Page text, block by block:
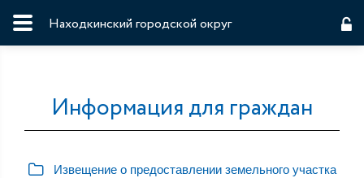
Находкинский городской округ
Информация для граждан
Извещение о предоставлении земельного участка